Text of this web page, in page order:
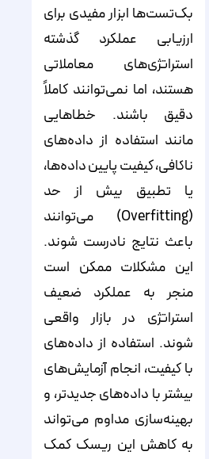
بک‌تست‌ها ابزار مفیدی برای
ارزیابی عملکرد گذشته
استراتژی‌های معاملاتی
هستند، اما نمی‌توانند کاملاً
دقیق باشند. خطاهایی
مانند استفاده از داده‌های
ناکافی، کیفیت پایین داده‌ها،
یا تطبیق بیش از حد
(Overfitting) می‌توانند
باعث نتایج نادرست شوند.
این مشکلات ممکن است
منجر به عملکرد ضعیف
استراتژی در بازار واقعی
شوند. استفاده از داده‌های
با کیفیت، انجام آزمایش‌های
بیشتر با داده‌های جدیدتر، و
بهینه‌سازی مداوم می‌تواند
به کاهش این ریسک کمک